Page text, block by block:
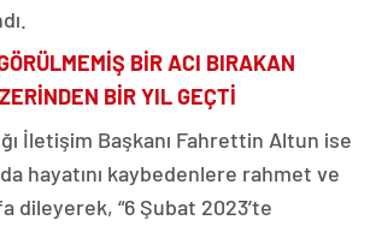
BİR ACI BIRAKAN
BİR YIL GEÇTİ
İletişim Başkanı Fahrettin Altun ise
hayatını kaybedenlere rahmet ve
dileyerek, “6 Şubat 2023’te